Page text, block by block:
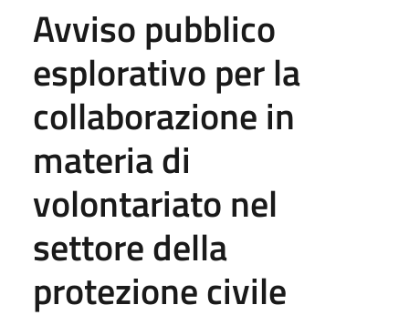
Avviso pubblico
esplorativo per la
collaborazione in
materia di
volontariato nel
settore della
protezione civile